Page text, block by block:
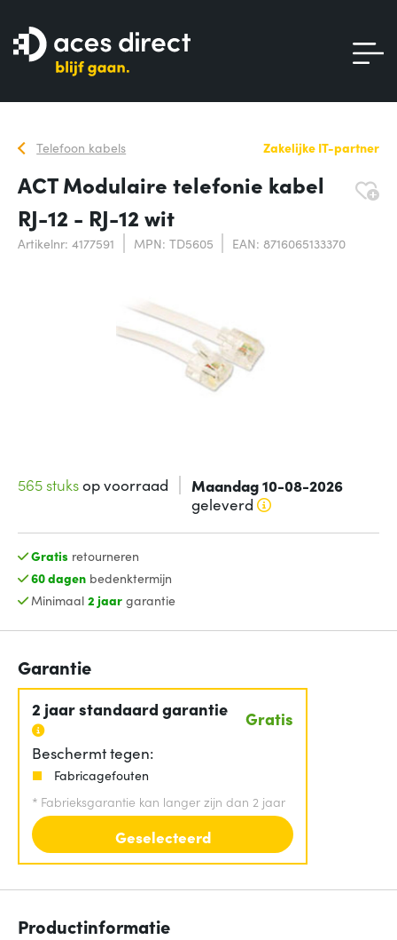
Telefoon kabels Zakelijke IT-partner
ACT Modulaire telefonie kabel
RJ-12 - RJ-12 wit
Artikelnr: 4177591 MPN: TD5605 EAN: 8716065133370
565 stuksop voorraad Maandag 10-08-2026
geleverd
Gratis retourneren
60 dagenbedenktermijn
Minimaal 2 jaargarantie
Garantie
2 jaar standaard garantie Gratis
Beschermt tegen:
Fabricagefouten
* Fabrieksgarantie kan langer zijn dan 2 jaar
Geselecteerd
Productinformatie